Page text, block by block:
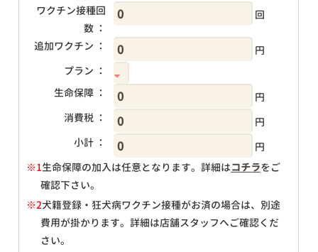
ワクチン接種回
数 ：
回
追加ワクチン ：
円
プラン ：
生命保障 ：
円
消費税 ：
円
小計 ：
円
※1生命保障の加入は任意となります。詳細はコチラをご
確認下さい。
※2犬籍登録・狂犬病ワクチン接種がお済の場合は、別途
費用が掛かります。詳細は店舗スタッフへご確認くだ
さい。